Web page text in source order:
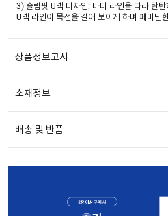
3) 슬림핏 U넥 디자인: 바디 라인을 따라 탄
U넥 라인이 목선을 길어 보이게 하며 페미닌
POINT 02(디테일)
1) 링거 배색 포인트: 넥과 암홀 라인에 바디
상품정보고시
소재정보
배송 및 반품